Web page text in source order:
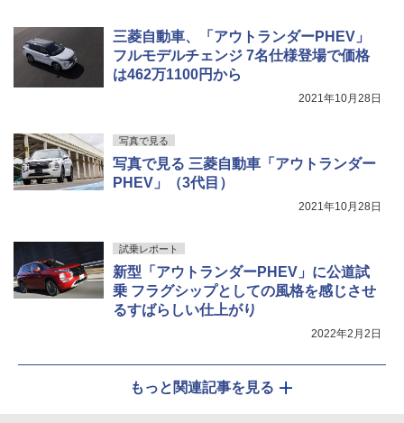
三菱自動車、「アウトランダーPHEV」
フルモデルチェンジ 7名仕様登場で価格
は462万1100円から
2021年10月28日
写真で見る
写真で見る 三菱自動車「アウトランダー
PHEV」（3代目）
2021年10月28日
試乗レポート
新型「アウトランダーPHEV」に公道試
乗 フラグシップとしての風格を感じさせ
るすばらしい仕上がり
2022年2月2日
もっと関連記事を見る